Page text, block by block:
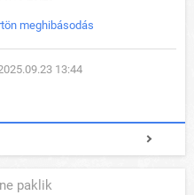
meghibásodás
13:44
paklik